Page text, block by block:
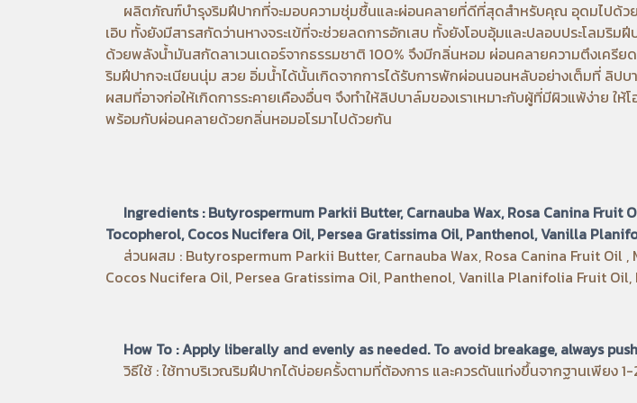
ผลิตภัณฑ์บำรุงริมฝีปากที่จะมอบความชุ่มชื้นและผ่อนคลายที่ดีที่สุดสำหรับคุณ อุดมไปด้วย
เอิบ ทั้งยังมีสารสกัดว่านหางจระเข้ที่จะช่วยลดการอักเสบ ทั้งยังโอบอุ้มและปลอบประโลมริ
ด้วยพลังน้ำมันสกัดลาเวนเดอร์จากธรรมชาติ 100% จึงมีกลิ่นหอม ผ่อนคลายความตึงเครี
ริมฝีปากจะเนียนนุ่ม สวย อิ่มน้ำได้นั้นเกิดจากการได้รับการพักผ่อนนอนหลับอย่างเต็มที่ ลิป
ผสมที่อาจก่อให้เกิดการระคายเคืองอื่นๆ จึงทำให้ลิปบาล์มของเราเหมาะกับผู้ที่มีผิวแพ้ง่า
พร้อมกับผ่อนคลายด้วยกลิ่นหอมอโรมาไปด้วยกัน
Ingredients : Butyrospermum Parkii Butter, Carnauba Wax, Rosa Canina
Tocopherol, Cocos Nucifera Oil, Persea Gratissima Oil, Panthenol, Vanilla
ส่วนผสม : Butyrospermum Parkii Butter, Carnauba Wax, Rosa Canina Fruit Oil
Cocos Nucifera Oil, Persea Gratissima Oil, Panthenol, Vanilla Planifolia Fruit
How To : Apply liberally and evenly as needed. To avoid breakage, always
วิธีใช้ : ใช้ทาบริเวณริมฝีปากได้บ่อยครั้งตามที่ต้องการ และควรดันแท่งขึ้นจากฐานเพียง